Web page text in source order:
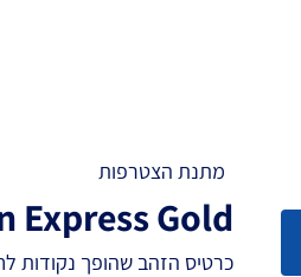
מתנת הצטרפות
Express Gold
כרטיס הזהב שהופך נקודות